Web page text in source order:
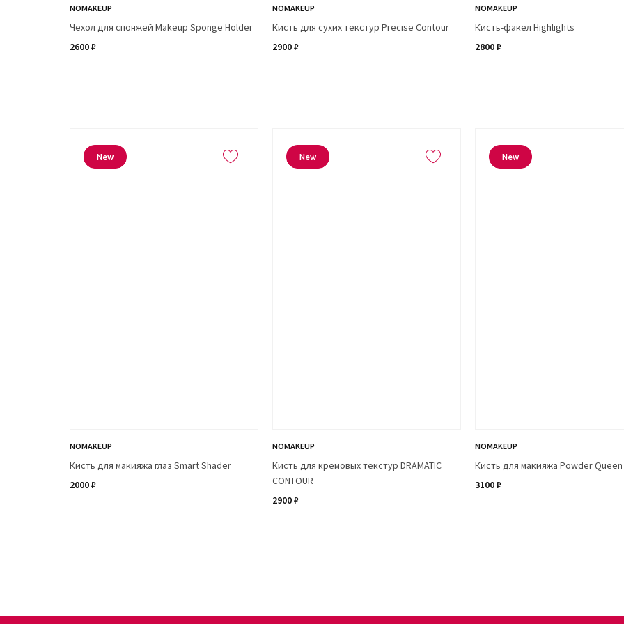
NOMAKEUP
Чехол для спонжей Makeup Sponge Holder
2600 ₽
NOMAKEUP
Кисть для сухих текстур Precise Contour
2900 ₽
NOMAKEUP
Кисть-факел Highlights
2800 ₽
NOMAKEUP
Кисть для макияжа глаз Smart Shader
2000 ₽
New
NOMAKEUP
Кисть для кремовых текстур DRAMATIC
CONTOUR
2900 ₽
New
NOMAKEUP
Кисть для макияжа Powder Queen
3100 ₽
New